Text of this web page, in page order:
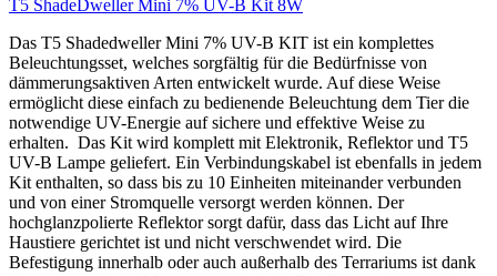
T5 ShadeDweller Mini 7% UV-B Kit 8W
Das T5 Shadedweller Mini 7% UV-B KIT ist ein komplettes
Beleuchtungsset, welches sorgfältig für die Bedürfnisse von
dämmerungsaktiven Arten entwickelt wurde. Auf diese Weise
ermöglicht diese einfach zu bedienende Beleuchtung dem Tier die
notwendige UV-Energie auf sichere und effektive Weise zu
erhalten. Das Kit wird komplett mit Elektronik, Reflektor und T5
UV-B Lampe geliefert. Ein Verbindungskabel ist ebenfalls in jedem
Kit enthalten, so dass bis zu 10 Einheiten miteinander verbunden
und von einer Stromquelle versorgt werden können. Der
hochglanzpolierte Reflektor sorgt dafür, dass das Licht auf Ihre
Haustiere gerichtet ist und nicht verschwendet wird. Die
Befestigung innerhalb oder auch außerhalb des Terrariums ist dank